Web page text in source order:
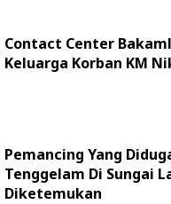
Contact Center
Keluarga Korban KM
Pemancing Yang
Tenggelam Di Sungai
Diketemukan